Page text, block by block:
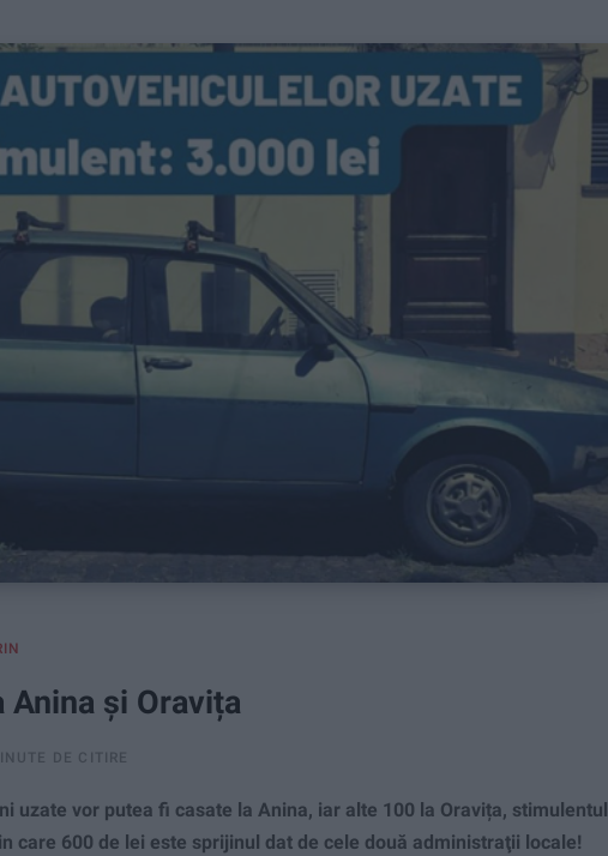
Anina și Oravița
DE CITIRE
uzate vor putea fi casate la Anina, iar alte 100 la Oravița, stimulentul
care 600 de lei este sprijinul dat de cele două administraţii locale!